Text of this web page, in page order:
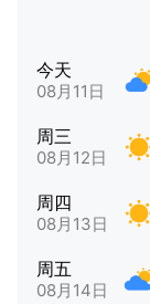
今天
08月11日
周三
08月12日
周四
08月13日
周五
08月14日